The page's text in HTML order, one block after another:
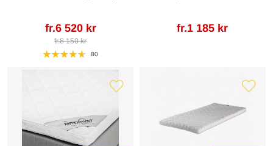
fr.6 520 kr
fr.8 150 kr
80
fr.1 185 kr